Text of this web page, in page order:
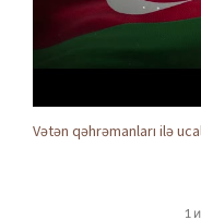
Vətən qəhrəmanları ilə
1